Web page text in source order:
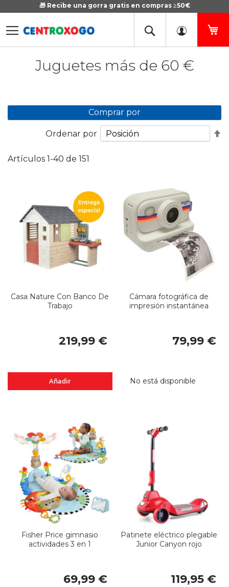
🎁 Recibe una gorra gratis en compras ≥50€
Ir
Juguetes más de 60 €
Artículos 1-40 de 151
Ordenar por
Casa Nature Con Banco De
Trabajo
219,99 €
Añadir
Cámara fotográfica de
impresión instantánea
79,99 €
No está disponible
Fisher Price gimnasio
actividades 3 en 1
69,99 €
Patinete eléctrico plegable
Junior Canyon rojo
119,95 €
Comprar por